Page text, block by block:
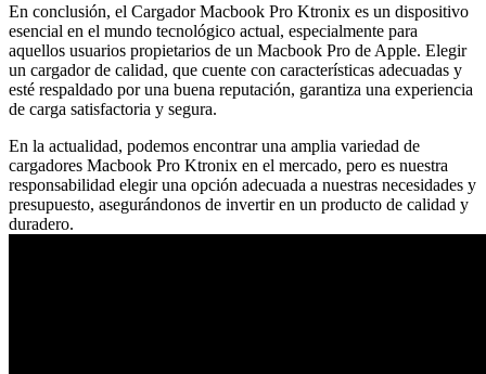
En conclusión, el Cargador Macbook Pro Ktronix es un dispositivo
esencial en el mundo tecnológico actual, especialmente para
aquellos usuarios propietarios de un Macbook Pro de Apple. Elegir
un cargador de calidad, que cuente con características adecuadas y
esté respaldado por una buena reputación, garantiza una experiencia
de carga satisfactoria y segura.
En la actualidad, podemos encontrar una amplia variedad de
cargadores Macbook Pro Ktronix en el mercado, pero es nuestra
responsabilidad elegir una opción adecuada a nuestras necesidades y
presupuesto, asegurándonos de invertir en un producto de calidad y
duradero.